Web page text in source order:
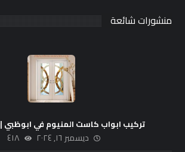
منشورات شائعة
تركيب ابواب كاست المنيوم في ابوظبي |0521606327
ديسمبر ١٦, ٢٠٢٤ ٤١٨